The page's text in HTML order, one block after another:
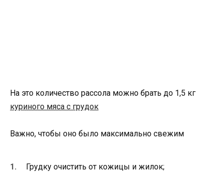
На это количество рассола можно брать до 1,5 кг
куриного мяса с грудок
Важно, чтобы оно было максимально свежим
Грудку очистить от кожицы и жилок;